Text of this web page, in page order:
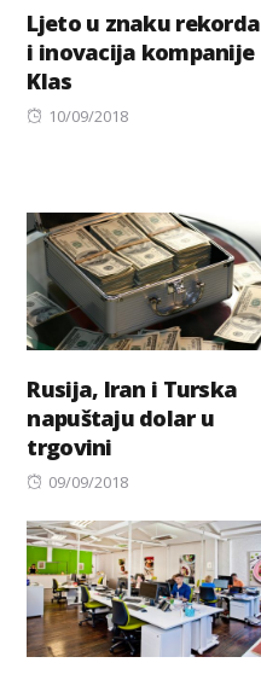
Ljeto u znaku rekorda
i inovacija kompanije
Klas
Posted
10/09/2018
Rusija, Iran i Turska
napuštaju dolar u
trgovini
Posted
09/09/2018